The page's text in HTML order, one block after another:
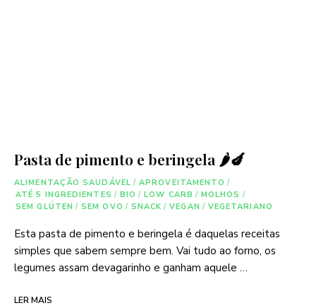
Pasta de pimento e beringela 🌶🍆
ALIMENTAÇÃO SAUDÁVEL / APROVEITAMENTO /
ATÉ 5 INGREDIENTES / BIO / LOW CARB / MOLHOS /
SEM GLÚTEN / SEM OVO / SNACK / VEGAN / VEGETARIANO
Esta pasta de pimento e beringela é daquelas receitas
simples que sabem sempre bem. Vai tudo ao forno, os
legumes assam devagarinho e ganham aquele …
LER MAIS